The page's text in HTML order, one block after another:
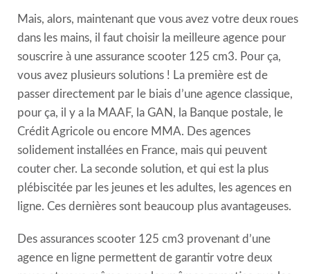
Mais, alors, maintenant que vous avez votre deux roues
dans les mains, il faut choisir la meilleure agence pour
souscrire à une assurance scooter 125 cm3. Pour ça,
vous avez plusieurs solutions ! La première est de
passer directement par le biais d’une agence classique,
pour ça, il y a la MAAF, la GAN, la Banque postale, le
Crédit Agricole ou encore MMA. Des agences
solidement installées en France, mais qui peuvent
couter cher. La seconde solution, et qui est la plus
plébiscitée par les jeunes et les adultes, les agences en
ligne. Ces dernières sont beaucoup plus avantageuses.
Des assurances scooter 125 cm3 provenant d’une
agence en ligne permettent de garantir votre deux